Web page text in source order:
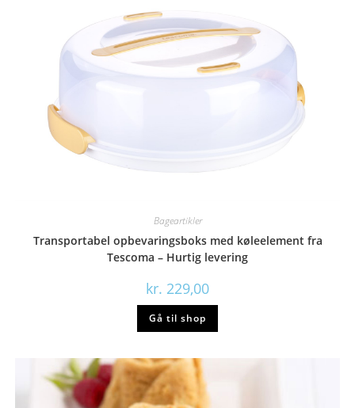
Bageartikler
Transportabel opbevaringsboks med køleelement fra
Tescoma – Hurtig levering
kr. 229,00
Gå til shop